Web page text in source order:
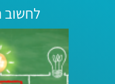
לחשוב